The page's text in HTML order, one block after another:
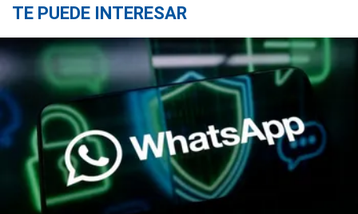
TE PUEDE INTERESAR